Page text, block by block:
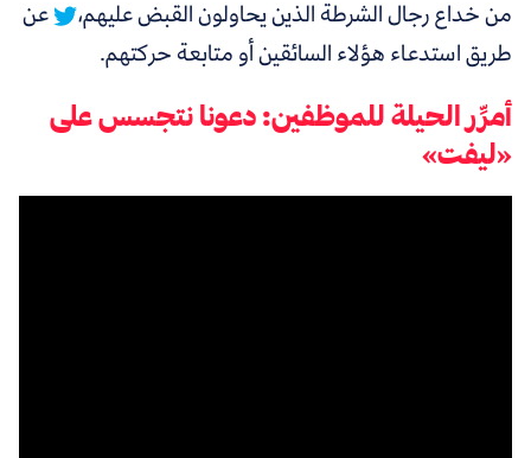
من خداع رجال الشرطة الذين يحاولون القبض عليهم،
عن
طريق استدعاء هؤلاء السائقين أو متابعة حركتهم.
أمرِّر الحيلة للموظفين: دعونا نتجسس على
«ليفت»